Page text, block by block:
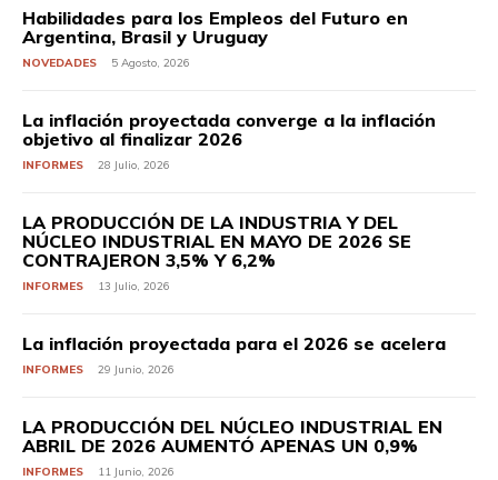
Habilidades para los Empleos del Futuro en
Argentina, Brasil y Uruguay
NOVEDADES 5 Agosto, 2026
La inflación proyectada converge a la inflación
objetivo al finalizar 2026
INFORMES 28 Julio, 2026
LA PRODUCCIÓN DE LA INDUSTRIA Y DEL
NÚCLEO INDUSTRIAL EN MAYO DE 2026 SE
CONTRAJERON 3,5% Y 6,2%
INFORMES 13 Julio, 2026
La inflación proyectada para el 2026 se acelera
INFORMES 29 Junio, 2026
LA PRODUCCIÓN DEL NÚCLEO INDUSTRIAL EN
ABRIL DE 2026 AUMENTÓ APENAS UN 0,9%
INFORMES 11 Junio, 2026